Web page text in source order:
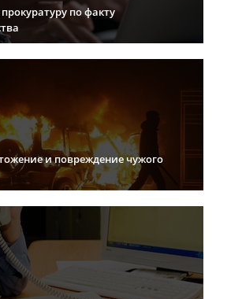
по факту
и повреждение чужого